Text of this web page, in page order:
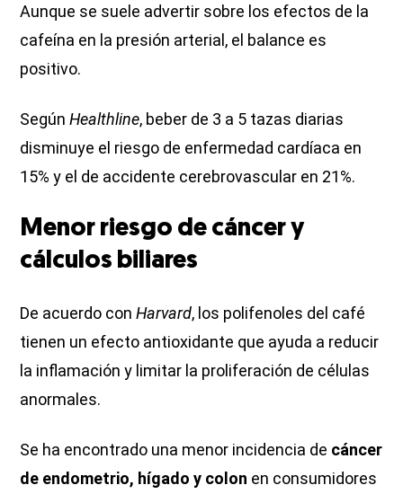
Aunque se suele advertir sobre los efectos de la
cafeína en la presión arterial, el balance es
positivo.
SegúnHealthline, beber de 3 a 5 tazas diarias
disminuye el riesgo de enfermedad cardíaca en
15% y el de accidente cerebrovascular en 21%.
Menor riesgo de cáncer y
cálculos biliares
De acuerdo conHarvard, los polifenoles del café
tienen un efecto antioxidante que ayuda a reducir
la inflamación y limitar la proliferación de células
anormales.
Se ha encontrado una menor incidencia de cáncer
de endometrio, hígado y colon en consumidores